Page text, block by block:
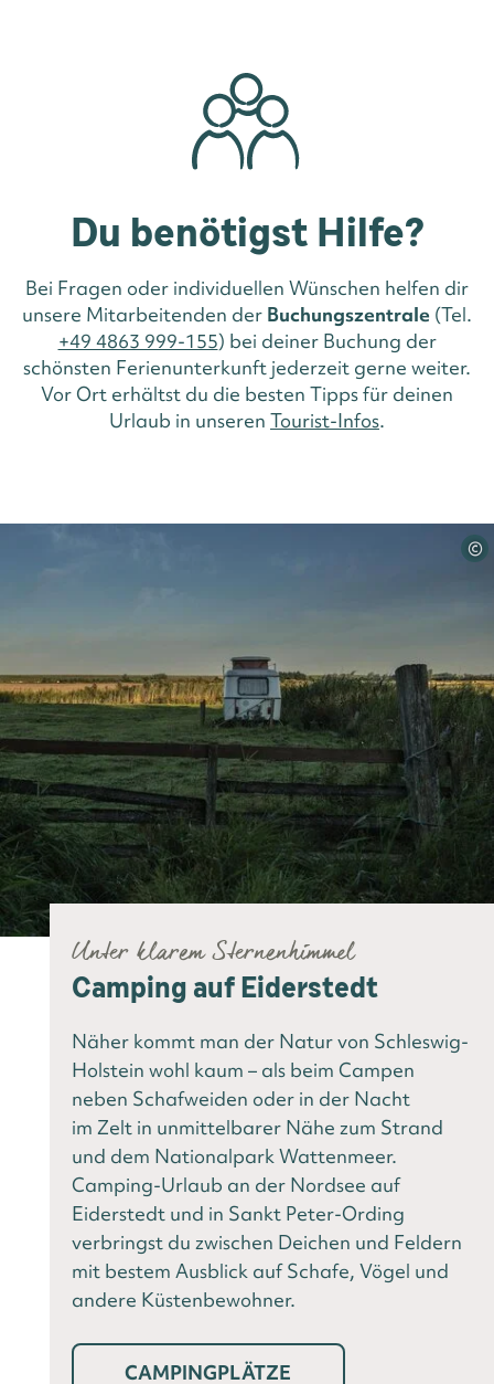
Du benötigst Hilfe?
Bei Fragen oder individuellen Wünschen helfen dir
unsere Mitarbeitenden der Buchungszentrale (Tel.
+49 4863 999-155) bei deiner Buchung der
schönsten Ferienunterkunft jederzeit gerne weiter.
Vor Ort erhältst du die besten Tipps für deinen
Urlaub in unseren Tourist-Infos.
©
Unter klarem Sternenhimmel
Camping auf Eiderstedt
Näher kommt man der Natur von Schleswig-
Holstein wohl kaum – als beim Campen
neben Schafweiden oder in der Nacht
im Zelt in unmittelbarer Nähe zum Strand
und dem Nationalpark Wattenmeer.
Camping-Urlaub an der Nordsee auf
Eiderstedt und in Sankt Peter-Ording
verbringst du zwischen Deichen und Feldern
mit bestem Ausblick auf Schafe, Vögel und
andere Küstenbewohner.
CAMPINGPLÄTZE